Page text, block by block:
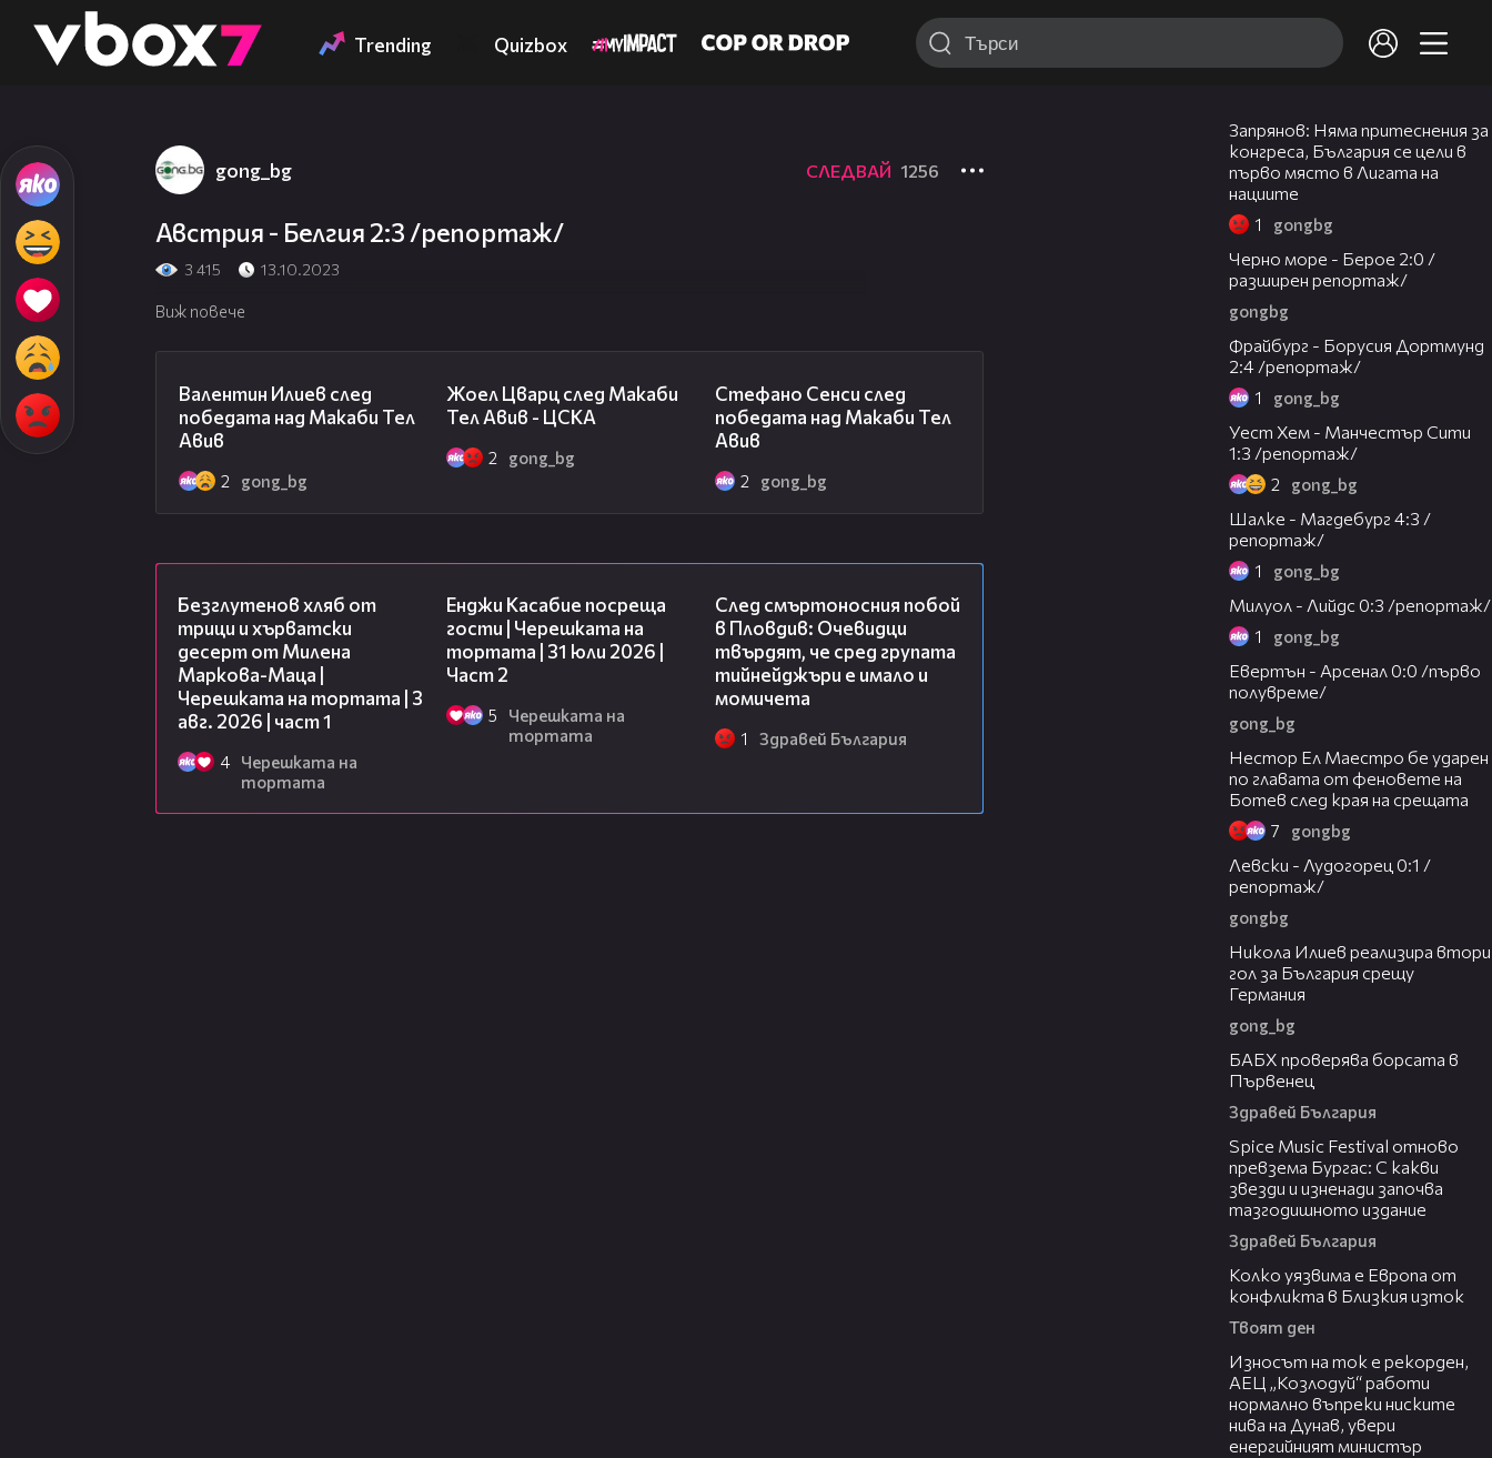
👾 Trending Quizbox
gong_bg СЛЕДВАЙ 1256
Австрия - Белгия 2:3 /репортаж/
3 415 13.10.2023
Виж повече
Валентин Илиев след
победата над Макаби Тел
Авив
2 gong_bg
Жоел Цварц след Макаби
Тел Авив - ЦСКА
2 gong_bg
Стефано Сенси след
победата над Макаби Тел
Авив
2 gong_bg
Безглутенов хляб от
трици и хърватски
десерт от Милена
Маркова-Маца |
Черешката на тортата | 3
авг. 2026 | част 1
4
Черешката на
тортата
Енджи Касабие посреща
гости | Черешката на
тортата | 31 юли 2026 |
Част 2
5
Черешката на
тортата
След смъртоносния побой
в Пловдив: Очевидци
твърдят, че сред групата
тийнейджъри е имало и
момичета
1 Здравей България
Запрянов: Няма притеснения за
конгреса, България се цели в
първо място в Лигата на
нациите
1 gongbg
Черно море - Берое 2:0 /
разширен репортаж/
gongbg
Фрайбург - Борусия Дортмунд
2:4 /репортаж/
1 gong_bg
Уест Хем - Манчестър Сити
1:3 /репортаж/
2 gong_bg
Шалке - Магдебург 4:3 /
репортаж/
1 gong_bg
Милуол - Лийдс 0:3 /репортаж/
1 gong_bg
Евертън - Арсенал 0:0 /първо
полувреме/
gong_bg
Нестор Ел Маестро бе ударен
по главата от феновете на
Ботев след края на срещата
7 gongbg
Левски - Лудогорец 0:1 /
репортаж/
gongbg
Никола Илиев реализира втори
гол за България срещу
Германия
gong_bg
БАБХ проверява борсата в
Първенец
Здравей България
Spice Music Festival отново
превзема Бургас: С какви
звезди и изненади започва
тазгодишното издание
Здравей България
Колко уязвима е Европа от
конфликта в Близкия изток
Твоят ден
Износът на ток е рекорден,
АЕЦ „Козлодуй“ работи
нормално въпреки ниските
нива на Дунав, увери
енергийният министър